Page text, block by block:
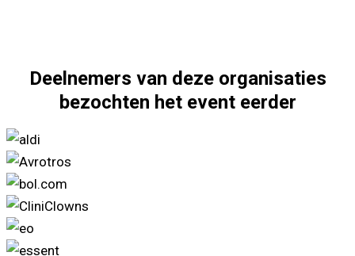
Deelnemers van deze organisaties
bezochten het event eerder